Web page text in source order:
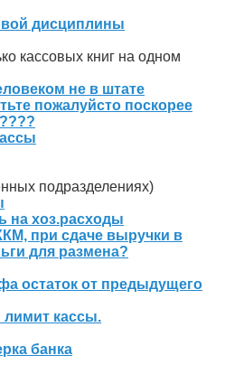
дисциплины
кассовых книг на одном
не в штате
пожалуйсто поскорее
подразделениях)
на хоз.расходы
при сдаче выручки в
для размена?
остаток от предыдущего
кассы.
банка